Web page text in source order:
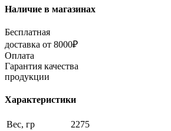
Наличие в магазинах
Бесплатная
доставка от 8000₽
Оплата
Гарантия качества
продукции
Характеристики
Вес, гр
2275